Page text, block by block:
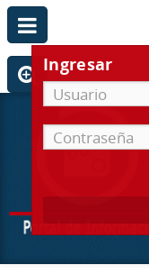
Ingresar